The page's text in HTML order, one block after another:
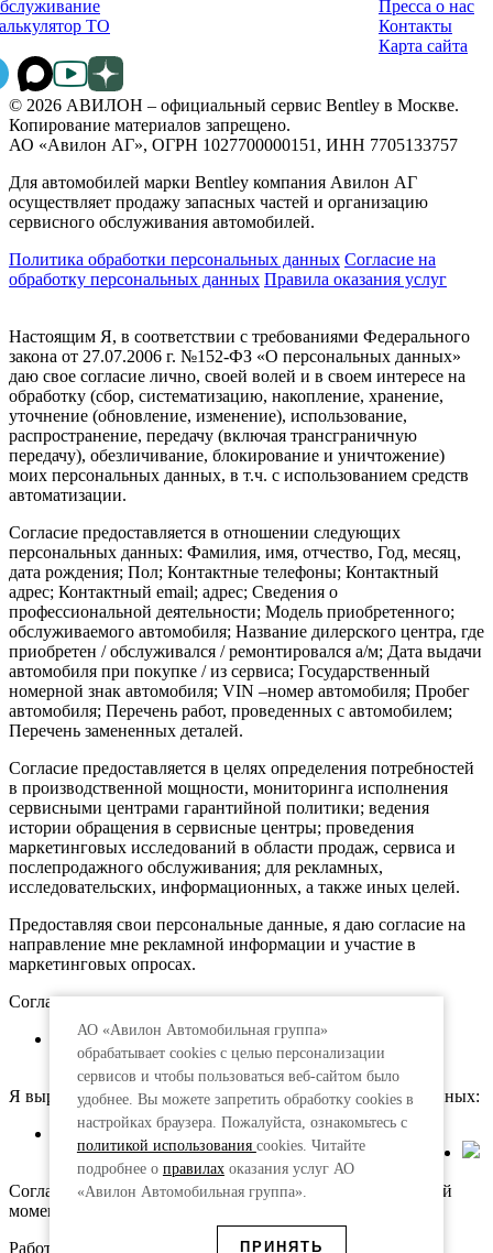
АО «Авилон Автомобильная группа»
обрабатывает cookies с целью персонализации
сервисов и чтобы пользоваться веб-сайтом было
удобнее. Вы можете запретить обработку сookies в
настройках браузера. Пожалуйста, ознакомьтесь с
политикой использования cookies. Читайте
подробнее о правилахоказания услуг АО
«Авилон Автомобильная группа».
ПРИНЯТЬ
ТО
Пресса о нас
Контакты
Карта сайта
© 2026 АВИЛОН – официальный сервис Bentley в Москве.
Копирование материалов запрещено.
АО «Авилон АГ», ОГРН 1027700000151, ИНН 7705133757
Для автомобилей марки Bentley компания Авилон АГ
осуществляет продажу запасных частей и организацию
сервисного обслуживания автомобилей.
Политика обработки персональных данных Соглаcие на
обработку персональных данных Правила оказания услуг
Настоящим Я, в соответствии с требованиями Федерального
закона от 27.07.2006 г. №152-ФЗ «О персональных данных»
даю свое согласие лично, своей волей и в своем интересе на
обработку (сбор, систематизацию, накопление, хранение,
уточнение (обновление, изменение), использование,
распространение, передачу (включая трансграничную
передачу), обезличивание, блокирование и уничтожение)
моих персональных данных, в т.ч. с использованием средств
автоматизации.
Согласие предоставляется в отношении следующих
персональных данных: Фамилия, имя, отчество, Год, месяц,
дата рождения; Пол; Контактные телефоны; Контактный
адрес; Контактный email; адрес; Сведения о
профессиональной деятельности; Модель приобретенного;
обслуживаемого автомобиля; Название дилерского центра, где
приобретен / обслуживался / ремонтировался а/м; Дата выдачи
автомобиля при покупке / из сервиса; Государственный
номерной знак автомобиля; VIN –номер автомобиля; Пробег
автомобиля; Перечень работ, проведенных с автомобилем;
Перечень замененных деталей.
Согласие предоставляется в целях определения потребностей
в производственной мощности, мониторинга исполнения
сервисными центрами гарантийной политики; ведения
истории обращения в сервисные центры; проведения
маркетинговых исследований в области продаж, сервиса и
послепродажного обслуживания; для рекламных,
исследовательских, информационных, а также иных целей.
Предоставляя свои персональные данные, я даю согласие на
направление мне рекламной информации и участие в
маркетинговых опросах.
Согласие предоставляется:
АО «Авилон АГ», адрес: 109316, г. Москва,
Волгоградский пр., д.43, корп.3
Я выражаю согласие на передачу моих персональных данных:
АО «АкитА», адрес: 109316, г. Москва, просп.
Волгоградский, д. 43, корп. 3
Согласие действует 75 лет и может быть отозвано в любой
момент на основании письменного заявления.
Работая с сайтом, вы принимаете условия использования